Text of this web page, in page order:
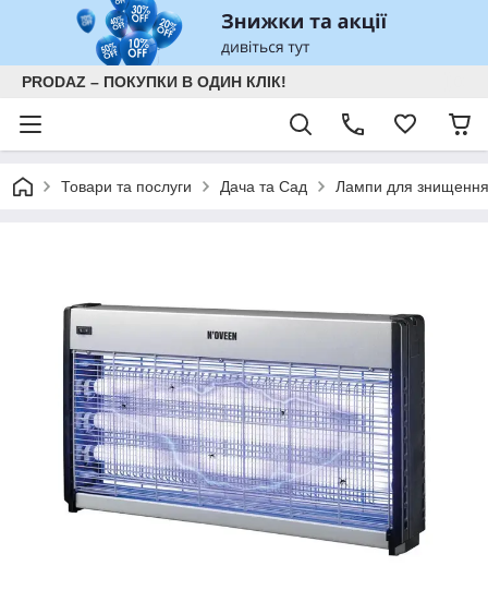
PRODAZ – ПОКУПКИ В ОДИН КЛІК!
Товари та послуги Дача та Сад Лампи для